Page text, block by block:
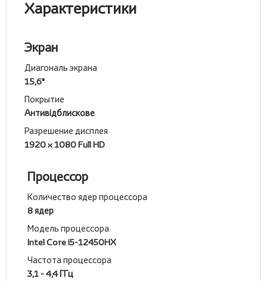
Характеристики
Экран
Диагональ экрана
15,6"
Покрытие
Антивідблискове
Разрешение дисплея
1920 x 1080 Full HD
Процессор
Количество ядер процессора
8 ядер
Модель процессора
Intel Core i5-12450HХ
Частота процессора
3,1 - 4,4 ГГц